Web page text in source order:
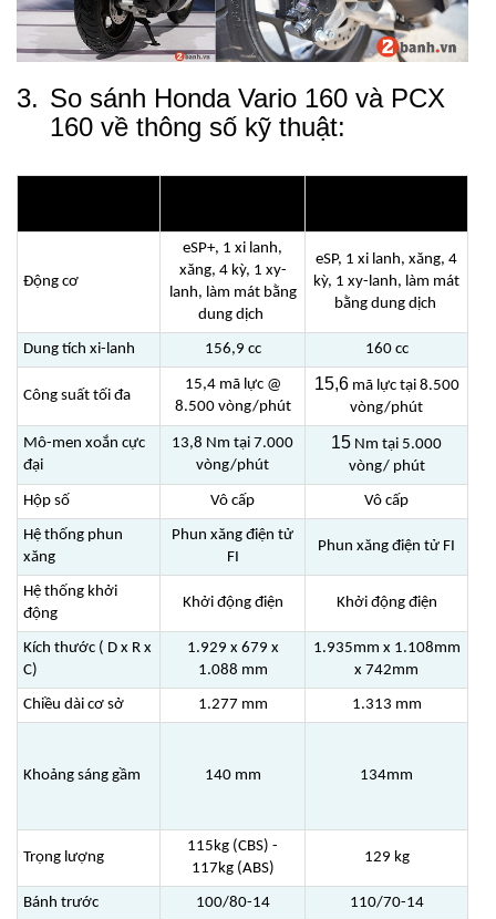
3. So sánh Honda Vario 160 và PCX
160 về thông số kỹ thuật:
Động cơ
eSP+, 1 xi lanh,
xăng, 4 kỳ, 1 xy-
lanh, làm mát bằng
dung dịch
eSP, 1 xi lanh, xăng, 4
kỳ, 1 xy-lanh, làm mát
bằng dung dịch
Dung tích xi-lanh 156,9 cc 160 cc
Công suất tối đa
15,4 mã lực @
8.500 vòng/phút
15,6mã lực tại 8.500
vòng/phút
Mô-men xoắn cực
đại
13,8 Nm tại 7.000
vòng/phút
15 Nm tại 5.000
vòng/ phút
Hộp số Vô cấp Vô cấp
Hệ thống phun
xăng
Phun xăng điện tử
FI
Phun xăng điện tử FI
Hệ thống khởi
động
Khởi động điện Khởi động điện
Kích thước ( D x R x
C)
1.929 x 679 x
1.088 mm
1.935mm x 1.108mm
x 742mm
Chiều dài cơ sở 1.277 mm 1.313 mm
Khoảng sáng gầm 140 mm 134mm
Trọng lượng
115kg (CBS) -
117kg (ABS)
129 kg
Bánh trước 100/80-14 110/70-14